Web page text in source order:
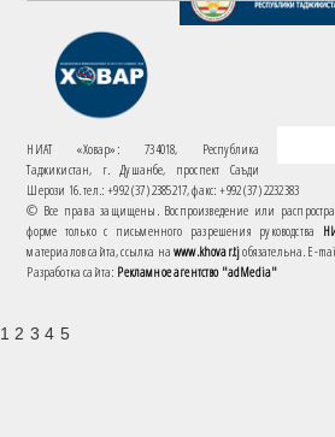
НИАТ «Ховар»: 734018, Республика
Таджикистан, г. Душанбе, проспект Саъди
Шерози 16. тел.: +992 (37) 2385217, факс: +992 (37) 2232383
© Все права защищены. Воспроизведение или
форме только с письменного разрешения руководства
материалов сайта, ссылка наwww.khovar.tjобязательна. E-
Разработка сайта: Рекламное агентство "adMedia"
1 2 3 4 5